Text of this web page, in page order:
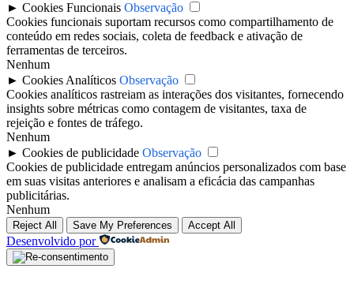
► Cookies Funcionais Observação
Cookies funcionais suportam recursos como compartilhamento de
conteúdo em redes sociais, coleta de feedback e ativação de
ferramentas de terceiros.
Nenhum
► Cookies Analíticos Observação
Cookies analíticos rastreiam as interações dos visitantes, fornecendo
insights sobre métricas como contagem de visitantes, taxa de
rejeição e fontes de tráfego.
Nenhum
► Cookies de publicidade Observação
Cookies de publicidade entregam anúncios personalizados com base
em suas visitas anteriores e analisam a eficácia das campanhas
publicitárias.
Nenhum
Reject All Save My Preferences Accept All
Desenvolvido por